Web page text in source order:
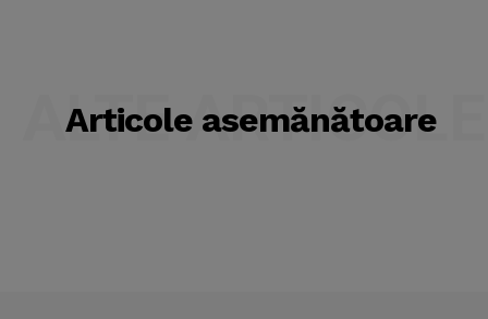
Articole asemănătoare
ALTE ARTICOLE